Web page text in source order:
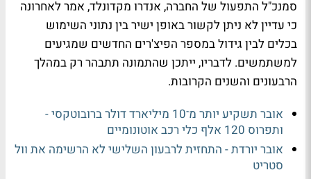
סמנכ"ל התפעול של החברה, אנדרו מקדונלד, אמר לאחרונה
כי עדיין לא ניתן לקשור באופן ישיר בין נתוני השימוש
בכלים לבין גידול במספר הפיצ'רים החדשים שמגיעים
למשתמשים. לדבריו, ייתכן שהתמונה תתבהר רק במהלך
הרבעונים והשנים הקרובות.
אובר תשקיע יותר מ־10 מיליארד דולר ברובוטקסי -
ותפרוס 120 אלף כלי רכב אוטונומיים
אובר יורדת - התחזית לרבעון השלישי לא הרשימה את וול
סטריט